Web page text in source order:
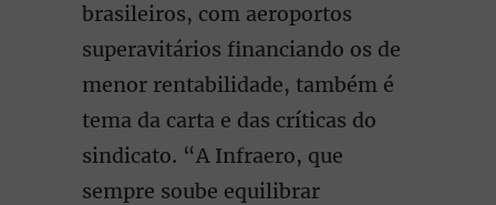
brasileiros, com aeroportos
superavitários financiando os de
menor rentabilidade, também é
tema da carta e das críticas do
sindicato. “A Infraero, que
sempre soube equilibrar